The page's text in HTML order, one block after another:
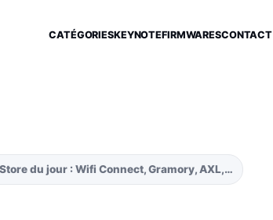
CATÉGORIESKEYNOTEFIRMWARESCONTACT
du jour : Wifi Connect, Gramory, AXL,…